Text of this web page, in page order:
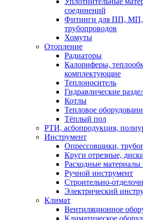
соединений
Фитинги для ПП,
трубопроводов
Хомуты
Отопление
Радиаторы
Калориферы,
комплектующие
Теплоноситель
Гидравлические
Котлы
Тепловое
Тёплый пол
РТИ, асбопродукция,
Инструмент
Опрессовщики,
Круги отрезные,
Расходные материалы
Ручной инструмент
Строительно-
Электрический
Климат
Вентиляционное
Климатическое